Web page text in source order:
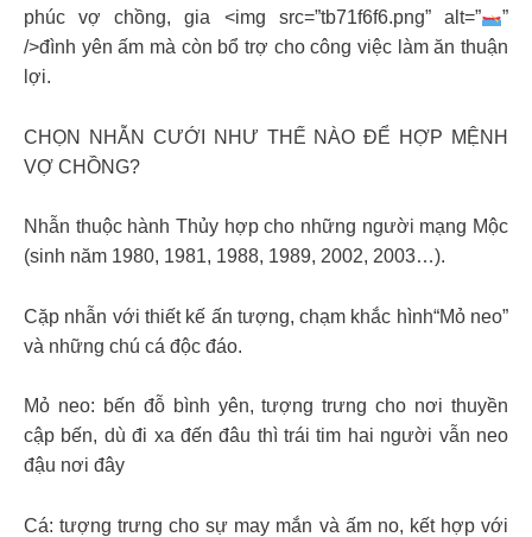
phúc vợ chồng, gia <img src=”tb71f6f6.png” alt=”
”
/>đình yên ấm mà còn bổ trợ cho công việc làm ăn thuận
lợi.
CHỌN NHẪN CƯỚI NHƯ THẾ NÀO ĐỂ HỢP MỆNH
VỢ CHỒNG?
Nhẫn thuộc hành Thủy hợp cho những người mạng Mộc
(sinh năm 1980, 1981, 1988, 1989, 2002, 2003…).
Cặp nhẫn với thiết kế ấn tượng, chạm khắc hình“Mỏ neo”
và những chú cá độc đáo.
Mỏ neo: bến đỗ bình yên, tượng trưng cho nơi thuyền
cập bến, dù đi xa đến đâu thì trái tim hai người vẫn neo
đậu nơi đây
Cá: tượng trưng cho sự may mắn và ấm no, kết hợp với